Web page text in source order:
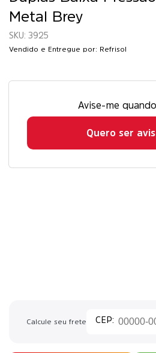
Metal Brey
3925
Vendido e Entregue por: Refrisol
Avise-me
Quero ser
Calcule seu frete